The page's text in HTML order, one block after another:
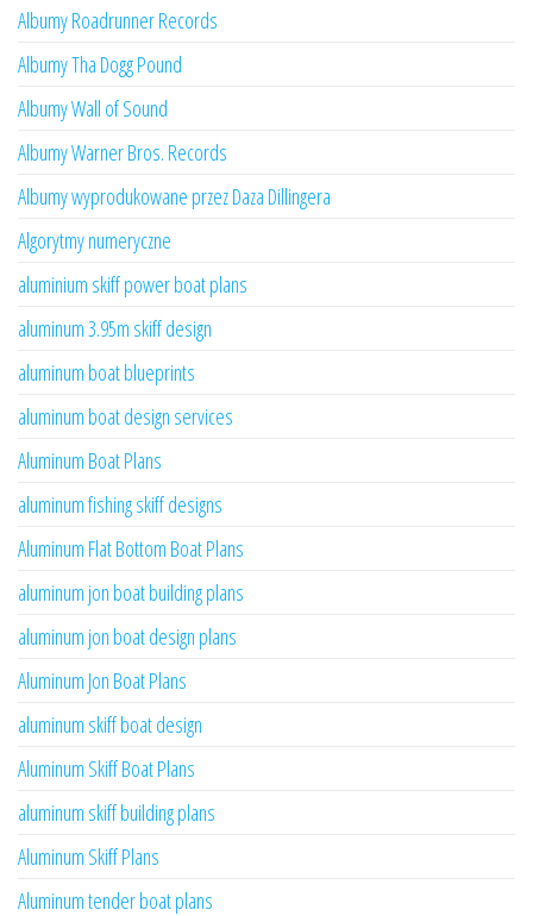
Albumy Roadrunner Records
Albumy Tha Dogg Pound
Albumy Wall of Sound
Albumy Warner Bros. Records
Albumy wyprodukowane przez Daza Dillingera
Algorytmy numeryczne
aluminium skiff power boat plans
aluminum 3.95m skiff design
aluminum boat blueprints
aluminum boat design services
Aluminum Boat Plans
aluminum fishing skiff designs
Aluminum Flat Bottom Boat Plans
aluminum jon boat building plans
aluminum jon boat design plans
Aluminum Jon Boat Plans
aluminum skiff boat design
Aluminum Skiff Boat Plans
aluminum skiff building plans
Aluminum Skiff Plans
Aluminum tender boat plans